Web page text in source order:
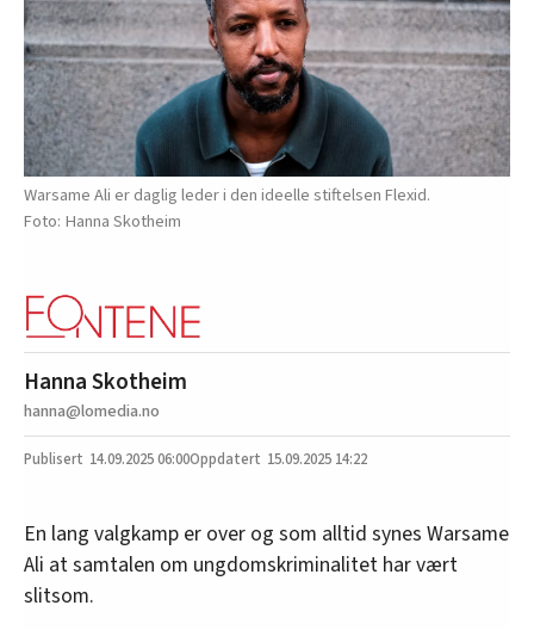
Warsame Ali er daglig leder i den ideelle stiftelsen Flexid.
Hanna Skotheim
Hanna Skotheim
hanna@lomedia.no
14.09.202506:00 15.09.2025 14:22
En lang valgkamp er over og som alltid synes Warsame
Ali at samtalen om ungdomskriminalitet har vært
slitsom.